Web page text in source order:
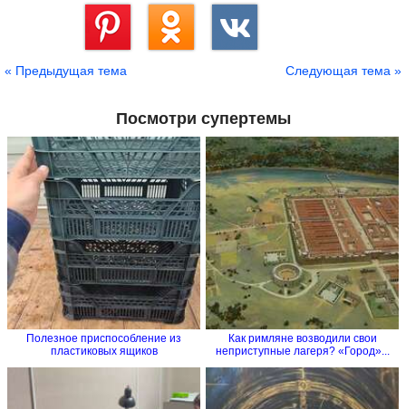
« Предыдущая тема Следующая тема »
Посмотри супертемы
Полезное приспособление из
пластиковых ящиков
Как римляне возводили свои
неприступные лагеря? «Город»...